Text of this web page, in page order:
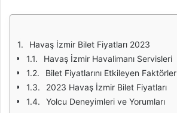
Havaş İzmir Bilet Fiyatları 2023
Havaş İzmir Havalimanı Servisleri
Bilet Fiyatlarını Etkileyen Faktörler
2023 Havaş İzmir Bilet Fiyatları
Yolcu Deneyimleri ve Yorumları